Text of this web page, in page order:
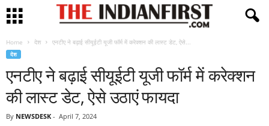
Home देश एनटीए ने बढ़ाई सीयूईटी यूजी फॉर्म में करेक्शन की लास्ट डेट, ऐसे...
देश
एनटीए ने बढ़ाई सीयूईटी यूजी फॉर्म में करेक्शन
की लास्ट डेट, ऐसे उठाएं फायदा
By NEWSDESK - April 7, 2024